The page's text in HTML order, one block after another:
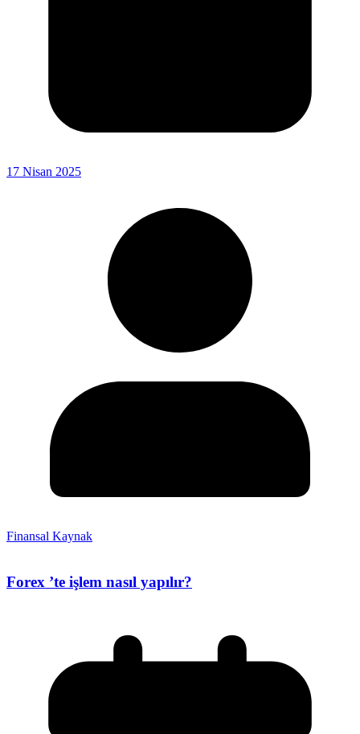
17 Nisan 2025
Finansal Kaynak
Forex ’te işlem nasıl yapılır?